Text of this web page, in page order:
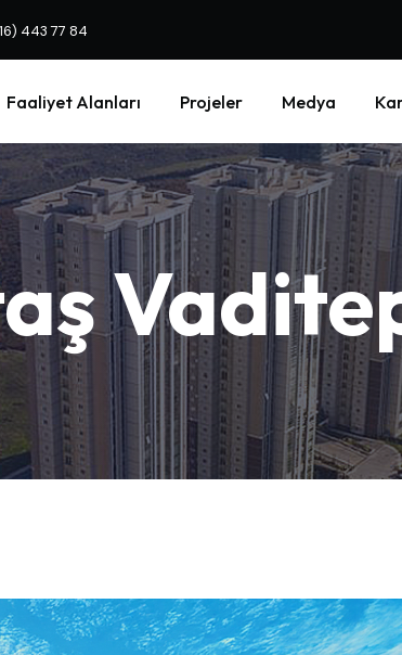
443 77 84
Faaliyet Alanları Projeler Medya